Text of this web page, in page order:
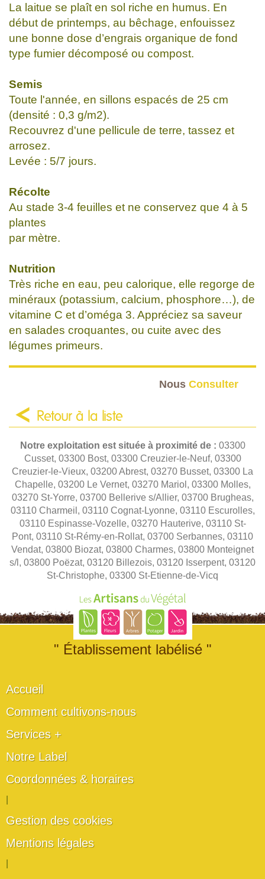
La laitue se plaît en sol riche en humus. En
début de printemps, au bêchage, enfouissez
une bonne dose d’engrais organique de fond
type fumier décomposé ou compost.
Semis
Toute l'année, en sillons espacés de 25 cm
(densité : 0,3 g/m2).
Recouvrez d'une pellicule de terre, tassez et
arrosez.
Levée : 5/7 jours.
Récolte
Au stade 3-4 feuilles et ne conservez que 4 à 5
plantes
par mètre.
Nutrition
Très riche en eau, peu calorique, elle regorge de
minéraux (potassium, calcium, phosphore…), de
vitamine C et d’oméga 3. Appréciez sa saveur
en salades croquantes, ou cuite avec des
légumes primeurs.
Nous Consulter
Retour à la liste
Notre exploitation est située à proximité de : 03300
Cusset, 03300 Bost, 03300 Creuzier-le-Neuf, 03300
Creuzier-le-Vieux, 03200 Abrest, 03270 Busset, 03300 La
Chapelle, 03200 Le Vernet, 03270 Mariol, 03300 Molles,
03270 St-Yorre, 03700 Bellerive s/Allier, 03700 Brugheas,
03110 Charmeil, 03110 Cognat-Lyonne, 03110 Escurolles,
03110 Espinasse-Vozelle, 03270 Hauterive, 03110 St-
Pont, 03110 St-Rémy-en-Rollat, 03700 Serbannes, 03110
Vendat, 03800 Biozat, 03800 Charmes, 03800 Monteignet
s/l, 03800 Poëzat, 03120 Billezois, 03120 Isserpent, 03120
St-Christophe, 03300 St-Etienne-de-Vicq
" Établissement labélisé "
Accueil
Comment cultivons-nous
Services +
Notre Label
Coordonnées & horaires
Gestion des cookies
Mentions légales